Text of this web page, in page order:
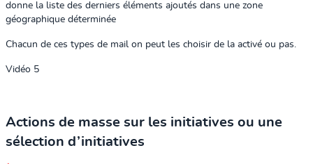
donne la liste des derniers éléments ajoutés dans une zone
géographique déterminée
Chacun de ces types de mail on peut les choisir de la activé ou pas.
Vidéo 5
Actions de masse sur les initiatives ou une
sélection d’initiatives